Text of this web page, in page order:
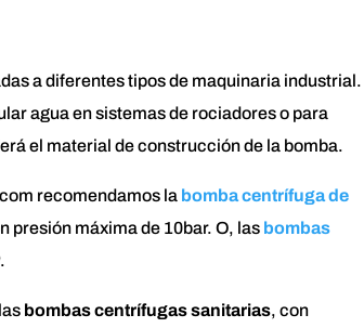
a diferentes tipos de maquinaria industrial.
agua en sistemas de rociadores o para
el material de construcción de la bomba.
recomendamos la bomba centrífuga de
presión máxima de 10bar. O, las bombas
bombas centrífugas sanitarias, con